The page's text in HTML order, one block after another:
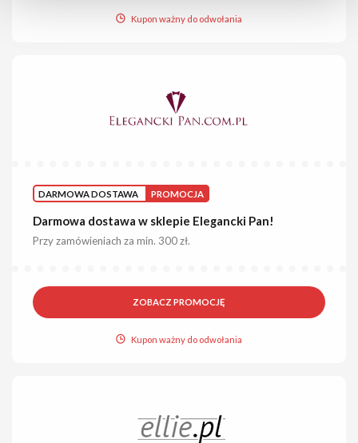
Kupon ważny do odwołania
DARMOWA DOSTAWA PROMOCJA
Darmowa dostawa w sklepie Elegancki Pan!
Przy zamówieniach za min. 300 zł.
ZOBACZ PROMOCJĘ
Kupon ważny do odwołania